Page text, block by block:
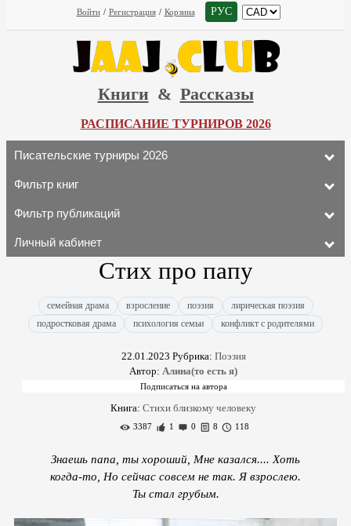
Войти / Регистрация / Корзина РУС
Книги & Рассказы
РАСПИСАНИЕ ТУРНИРОВ 2026
Писательские турниры 2026
Фильтр книг
Фильтр публикаций
Личный кабинет
Стих про папу
семейная драма взросление поэзия
лирическая поэзия
подростковая драма
психология семьи конфликт с родителями
22.01.2023 Рубрика: Поэзия
Автор: Алина(то есть я)
Книга: Стихи близкому человеку
3387 1 0 8 118
Знаешь папа, ты хороший, Мне казался.... Хоть
когда-то, Но сейчас совсем не так. Я взрослею.
Ты стал грубым.